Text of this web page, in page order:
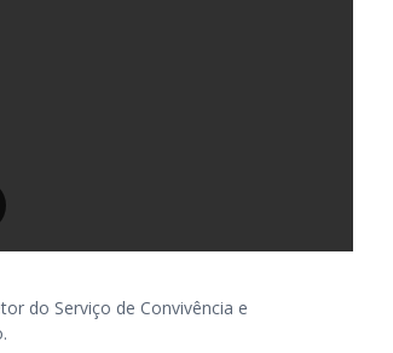
do Serviço de Convivência e